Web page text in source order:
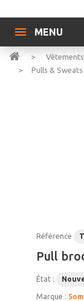
MENU
>
>
Pulls & Sweats
Référence
Pull
État :
Marque :